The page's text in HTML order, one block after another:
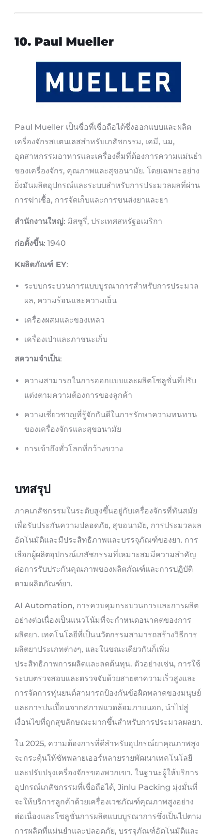
10. Paul Mueller
Paul Mueller เป็นชื่อที่เชื่อถือได้ซึ่งออกแบบและผลิต
เครื่องจักรสแตนเลสสำหรับเภสัชกรรม, เคมี, นม,
อุตสาหกรรมอาหารและเครื่องดื่มที่ต้องการความแม่นยำ
ของเครื่องจักร, คุณภาพและสุขอนามัย. โดยเฉพาะอย่าง
ยิ่งมันผลิตอุปกรณ์และระบบสำหรับการประมวลผลที่ผ่าน
การฆ่าเชื้อ, การจัดเก็บและการขนส่งยาและยา
สำนักงานใหญ่: มิสซูรี่, ประเทศสหรัฐอเมริกา
ก่อตั้งขึ้น: 1940
Kผลิตภัณฑ์ EY:
ระบบกระบวนการแบบบูรณาการสำหรับการประมวล
ผล, ความร้อนและความเย็น
เครื่องผสมและของเหลว
เครื่องเป่าและภาชนะเก็บ
สความจำเป็น:
ความสามารถในการออกแบบและผลิตโซลูชั่นที่ปรับ
แต่งตามความต้องการของลูกค้า
ความเชี่ยวชาญที่รู้จักกันดีในการรักษาความทนทาน
ของเครื่องจักรและสุขอนามัย
การเข้าถึงทั่วโลกที่กว้างขวาง
บทสรุป
ภาคเภสัชกรรมในระดับสูงขึ้นอยู่กับเครื่องจักรที่ทันสมัย
เพื่อรับประกันความปลอดภัย, สุขอนามัย, การประมวลผล
อัตโนมัติและมีประสิทธิภาพและบรรจุภัณฑ์ของยา. การ
เลือกผู้ผลิตอุปกรณ์เภสัชกรรมที่เหมาะสมมีความสำคัญ
ต่อการรับประกันคุณภาพของผลิตภัณฑ์และการปฏิบัติ
ตามผลิตภัณฑ์ยา.
AI Automation, การควบคุมกระบวนการและการผลิต
อย่างต่อเนื่องเป็นแนวโน้มที่จะกำหนดอนาคตของการ
ผลิตยา. เทคโนโลยีที่เป็นนวัตกรรมสามารถสร้างวิธีการ
ผลิตยาประเภทต่างๆ, และในขณะเดียวกันก็เพิ่ม
ประสิทธิภาพการผลิตและลดต้นทุน. ตัวอย่างเช่น, การใช้
ระบบตรวจสอบและตรวจจับด้วยสายตาความเร็วสูงและ
การจัดการหุ่นยนต์สามารถป้องกันข้อผิดพลาดของมนุษย์
และการปนเปื้อนจากสภาพแวดล้อมภายนอก, นำไปสู่
เงื่อนไขที่ถูกสุขลักษณะมากขึ้นสำหรับการประมวลผลยา.
ใน 2025, ความต้องการที่ดีสำหรับอุปกรณ์ยาคุณภาพสูง
จะกระตุ้นให้ซัพพลายเออร์หลายรายพัฒนาเทคโนโลยี
และปรับปรุงเครื่องจักรของพวกเขา. ในฐานะผู้ให้บริการ
อุปกรณ์เภสัชกรรมที่เชื่อถือได้, Jinlu Packing มุ่งมั่นที่
จะให้บริการลูกค้าด้วยเครื่องเวชภัณฑ์คุณภาพสูงอย่าง
ต่อเนื่องและโซลูชั่นการผลิตแบบบูรณาการซึ่งเป็นไปตาม
การผลิตที่แม่นยำและปลอดภัย, บรรจุภัณฑ์อัตโนมัติและ